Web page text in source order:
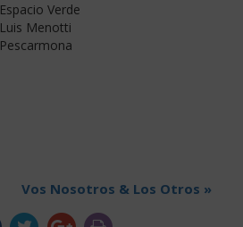
Espacio Verde
Luis Menotti
Pescarmona
Vos Nosotros & Los Otros »